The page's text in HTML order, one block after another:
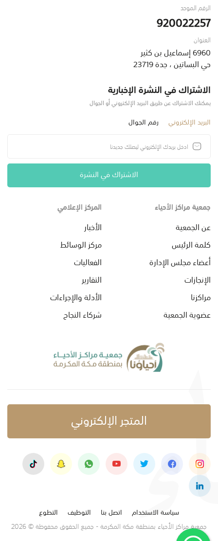
الرقم الموحد
920022257
العنوان
6960 إسماعيل بن كثير
حي البساتين ، جدة 23719
الاشتراك في النشرة الإخبارية
يمكنك الاشتراك عن طريق البريد الإلكتروني أو الجوال
البريد الإلكتروني رقم الجوال
الاشتراك في النشرة
جمعية مراكز الأحياء
عن الجمعية
كلمة الرئيس
أعضاء مجلس الإدارة
الإنجازات
مراكزنا
عضوية الجمعية
المركز الإعلامي
الأخبار
مركز الوسائط
الفعاليات
التقارير
الأدلة والإجراءات
شركاء النجاح
المتجر الإلكتروني
سياسة الاستخدام اتصل بنا التوظيف
التطوع
جمعية مراكز الأحياء بمنطقة مكة المكرمة - جميع الحقوق محفوظة © 2026